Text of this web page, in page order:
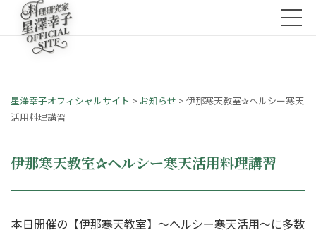
星澤幸子オフィシャルサイト > お知らせ > 伊那寒天教室✰ヘルシー寒天
活用料理講習
伊那寒天教室✰ヘルシー寒天活用料理講習
本日開催の【伊那寒天教室】～ヘルシー寒天活用～に多数